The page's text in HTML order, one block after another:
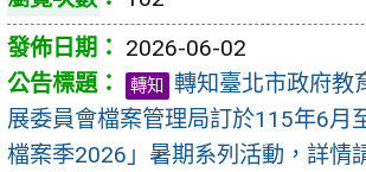
2026-06-02
轉知
轉知臺北市政府教
展委員會檔案管理局訂於115年6月
檔案季2026」暑期系列活動，詳情